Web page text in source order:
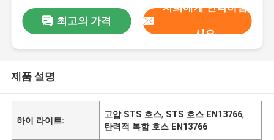
최고의 가격
저희에게 연락하십
시오
제품 설명
하이 라이트:
고압 STS 호스, STS 호스 EN13766,
탄력적 복합 호스 EN13766